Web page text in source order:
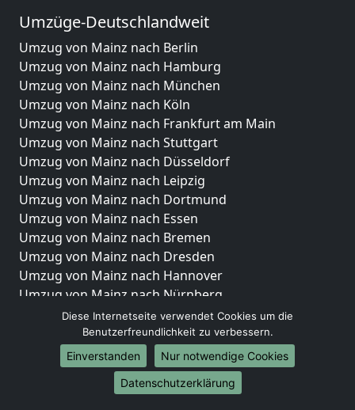
Umzüge-Deutschlandweit
Umzug von Mainz nach Berlin
Umzug von Mainz nach Hamburg
Umzug von Mainz nach München
Umzug von Mainz nach Köln
Umzug von Mainz nach Frankfurt am Main
Umzug von Mainz nach Stuttgart
Umzug von Mainz nach Düsseldorf
Umzug von Mainz nach Leipzig
Umzug von Mainz nach Dortmund
Umzug von Mainz nach Essen
Umzug von Mainz nach Bremen
Umzug von Mainz nach Dresden
Umzug von Mainz nach Hannover
Umzug von Mainz nach Nürnberg
Umzug von Mainz nach Duisburg
Umzug von Mainz nach Bochum
Umzug von Mainz nach Wuppertal
Umzug von Mainz nach Bielefeld
Umzug von Mainz nach Bonn
Diese Internetseite verwendet Cookies um die
Benutzerfreundlichkeit zu verbessern.
Einverstanden
Nur notwendige Cookies
Datenschutzerklärung